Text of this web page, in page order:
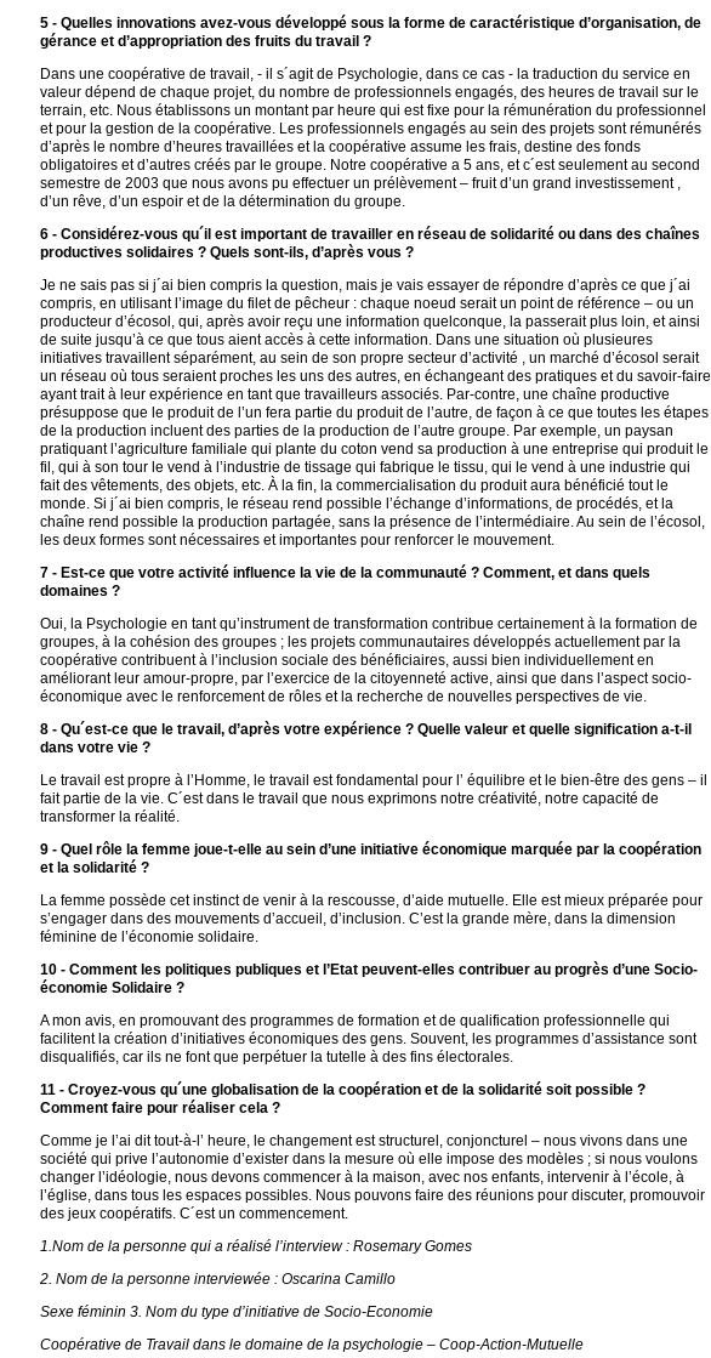
5 - Quelles innovations avez-vous développé sous la forme de caractéristique d’organisation, de
gérance et d’appropriation des fruits du travail ?
Dans une coopérative de travail, - il s´agit de Psychologie, dans ce cas - la traduction du service en
valeur dépend de chaque projet, du nombre de professionnels engagés, des heures de travail sur le
terrain, etc. Nous établissons un montant par heure qui est fixe pour la rémunération du professionnel
et pour la gestion de la coopérative. Les professionnels engagés au sein des projets sont rémunérés
d’après le nombre d’heures travaillées et la coopérative assume les frais, destine des fonds
obligatoires et d’autres créés par le groupe. Notre coopérative a 5 ans, et c´est seulement au second
semestre de 2003 que nous avons pu effectuer un prélèvement – fruit d’un grand investissement ,
d’un rêve, d’un espoir et de la détermination du groupe.
6 - Considérez-vous qu´il est important de travailler en réseau de solidarité ou dans des chaînes
productives solidaires ? Quels sont-ils, d’après vous ?
Je ne sais pas si j´ai bien compris la question, mais je vais essayer de répondre d’après ce que j´ai
compris, en utilisant l’image du filet de pêcheur : chaque noeud serait un point de référence – ou un
producteur d’écosol, qui, après avoir reçu une information quelconque, la passerait plus loin, et ainsi
de suite jusqu’à ce que tous aient accès à cette information. Dans une situation où plusieures
initiatives travaillent séparément, au sein de son propre secteur d’activité , un marché d’écosol serait
un réseau où tous seraient proches les uns des autres, en échangeant des pratiques et du savoir-faire
ayant trait à leur expérience en tant que travailleurs associés. Par-contre, une chaîne productive
présuppose que le produit de l’un fera partie du produit de l’autre, de façon à ce que toutes les étapes
de la production incluent des parties de la production de l’autre groupe. Par exemple, un paysan
pratiquant l’agriculture familiale qui plante du coton vend sa production à une entreprise qui produit le
fil, qui à son tour le vend à l’industrie de tissage qui fabrique le tissu, qui le vend à une industrie qui
fait des vêtements, des objets, etc. À la fin, la commercialisation du produit aura bénéficié tout le
monde. Si j´ai bien compris, le réseau rend possible l’échange d’informations, de procédés, et la
chaîne rend possible la production partagée, sans la présence de l’intermédiaire. Au sein de l’écosol,
les deux formes sont nécessaires et importantes pour renforcer le mouvement.
7 - Est-ce que votre activité influence la vie de la communauté ? Comment, et dans quels
domaines ?
Oui, la Psychologie en tant qu’instrument de transformation contribue certainement à la formation de
groupes, à la cohésion des groupes ; les projets communautaires développés actuellement par la
coopérative contribuent à l’inclusion sociale des bénéficiaires, aussi bien individuellement en
améliorant leur amour-propre, par l’exercice de la citoyenneté active, ainsi que dans l’aspect socio-
économique avec le renforcement de rôles et la recherche de nouvelles perspectives de vie.
8 - Qu´est-ce que le travail, d’après votre expérience ? Quelle valeur et quelle signification a-t-il
dans votre vie ?
Le travail est propre à l’Homme, le travail est fondamental pour l’ équilibre et le bien-être des gens – il
fait partie de la vie. C´est dans le travail que nous exprimons notre créativité, notre capacité de
transformer la réalité.
9 - Quel rôle la femme joue-t-elle au sein d’une initiative économique marquée par la coopération
et la solidarité ?
La femme possède cet instinct de venir à la rescousse, d’aide mutuelle. Elle est mieux préparée pour
s’engager dans des mouvements d’accueil, d’inclusion. C’est la grande mère, dans la dimension
féminine de l’économie solidaire.
10 - Comment les politiques publiques et l’Etat peuvent-elles contribuer au progrès d’une Socio-
économie Solidaire ?
A mon avis, en promouvant des programmes de formation et de qualification professionnelle qui
facilitent la création d’initiatives économiques des gens. Souvent, les programmes d’assistance sont
disqualifiés, car ils ne font que perpétuer la tutelle à des fins électorales.
11 - Croyez-vous qu´une globalisation de la coopération et de la solidarité soit possible ?
Comment faire pour réaliser cela ?
Comme je l’ai dit tout-à-l’ heure, le changement est structurel, conjoncturel – nous vivons dans une
société qui prive l’autonomie d’exister dans la mesure où elle impose des modèles ; si nous voulons
changer l’idéologie, nous devons commencer à la maison, avec nos enfants, intervenir à l’école, à
l’église, dans tous les espaces possibles. Nous pouvons faire des réunions pour discuter, promouvoir
des jeux coopératifs. C´est un commencement.
1.Nom de la personne qui a réalisé l’interview : Rosemary Gomes
2. Nom de la personne interviewée : Oscarina Camillo
Sexe féminin 3. Nom du type d’initiative de Socio-Economie
Coopérative de Travail dans le domaine de la psychologie – Coop-Action-Mutuelle